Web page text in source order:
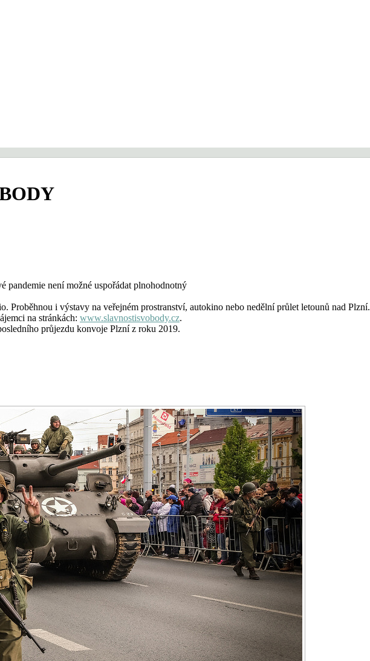
pandemie není možné uspořádat plnohodnotný
Proběhnou i výstavy na veřejném prostranství, autokino nebo nedělní průlet letounů nad Plzní.
na stránkách: www.slavnostisvobody.cz.
průjezdu konvoje Plzní z roku 2019.